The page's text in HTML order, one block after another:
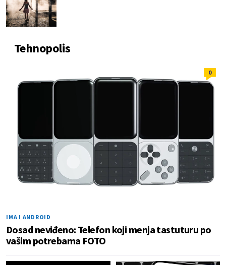
Tehnopolis
0
IMA I ANDROID
Dosad neviđeno: Telefon koji menja tastuturu po
vašim potrebama FOTO